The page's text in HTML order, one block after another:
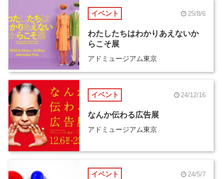
イベント 25/8/6
わたしたちはわかりあえないか
らこそ展
アドミュージアム東京
イベント 24/12/16
なんか伝わる広告展
アドミュージアム東京
イベント 24/5/7